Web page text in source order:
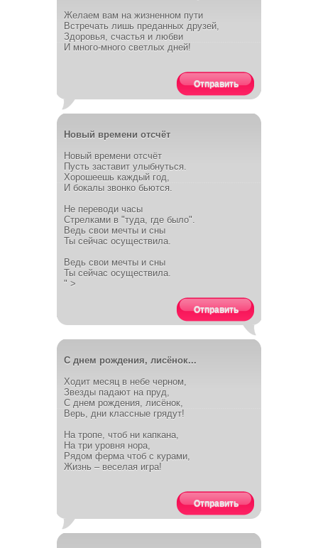
Желаем вам на жизненном пути
Встречать лишь преданных друзей,
Здоровья, счастья и любви
И много-много светлых дней!
Отправить
Новый времени отсчёт
Новый времени отсчёт
Пусть заставит улыбнуться.
Хорошеешь каждый год,
И бокалы звонко бьются.
Не переводи часы
Стрелками в "туда, где было".
Ведь свои мечты и сны
Ты сейчас осуществила.
Ведь свои мечты и сны
Ты сейчас осуществила.
" >
Отправить
С днем рождения, лисёнок...
Ходит месяц в небе черном,
Звезды падают на пруд,
С днем рождения, лисёнок,
Верь, дни классные грядут!
На тропе, чтоб ни капкана,
На три уровня нора,
Рядом ферма чтоб с курами,
Жизнь – веселая игра!
Отправить